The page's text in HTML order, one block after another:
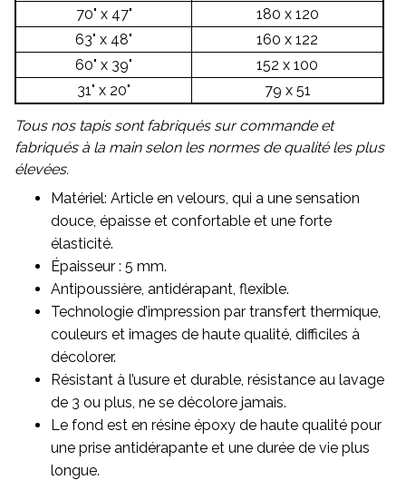
70" x 47"
180 x 120
63" x 48"
160 x 122
60" x 39"
152 x 100
31" x 20"
79 x 51
Tous nos tapis sont fabriqués sur commande et
fabriqués à la main selon les normes de qualité les plus
élevées.
Matériel: Article en velours, qui a une sensation
douce, épaisse et confortable et une forte
élasticité.
Épaisseur : 5 mm.
Antipoussière, antidérapant, flexible.
Technologie d’impression par transfert thermique,
couleurs et images de haute qualité, difficiles à
décolorer.
Résistant à l’usure et durable, résistance au lavage
de 3 ou plus, ne se décolore jamais.
Le fond est en résine époxy de haute qualité pour
une prise antidérapante et une durée de vie plus
longue.